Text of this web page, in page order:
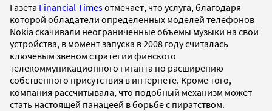
Газета Financial Timesотмечает, что услуга, благодаря
которой обладатели определенных моделей телефонов
Nokia скачивали неограниченные объемы музыки на свои
устройства, в момент запуска в 2008 году считалась
ключевым звеном стратегии финского
телекоммуникационного гиганта по расширению
собственного присутствия в интернете. Кроме того,
компания рассчитывала, что подобный механизм может
стать настоящей панацеей в борьбе с пиратством.